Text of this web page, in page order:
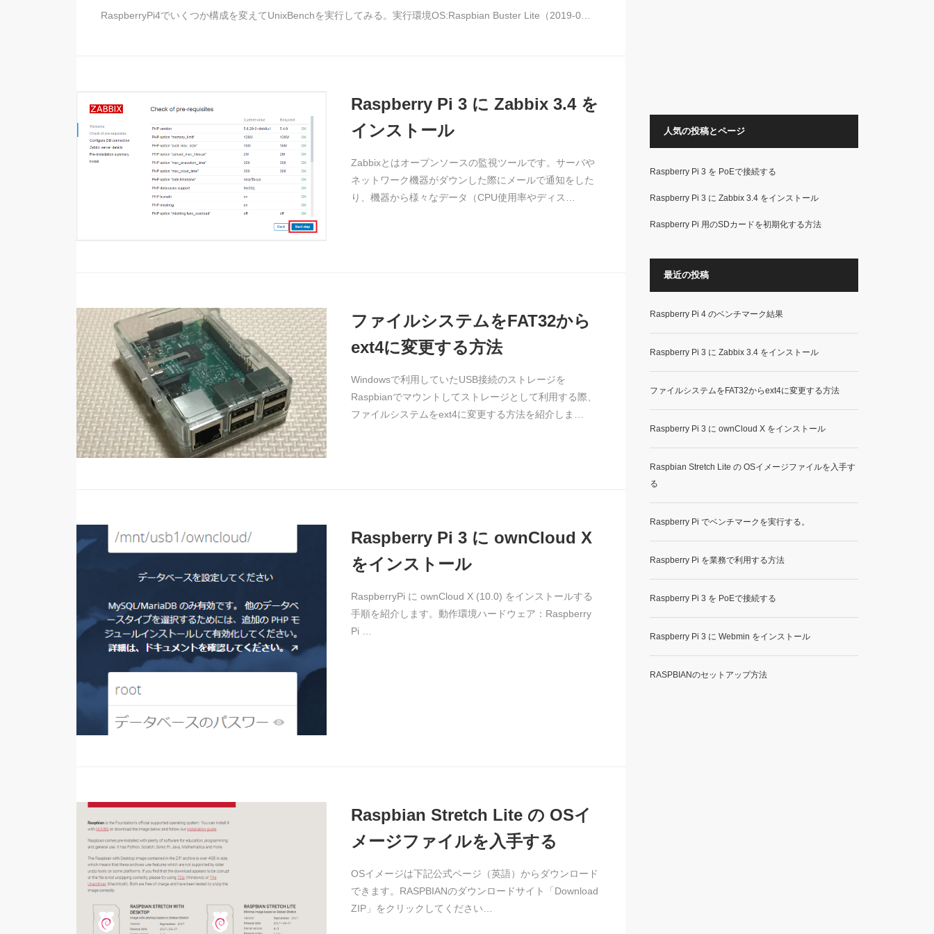
RaspberryPi4でいくつか構成を変えてUnixBenchを実行してみる。実行環境OS:Raspbian Buster Lite（2019-0…
Raspberry Pi 3 に Zabbix 3.4 を
インストール
Zabbixとはオープンソースの監視ツールです。サーバや
ネットワーク機器がダウンした際にメールで通知をした
り、機器から様々なデータ（CPU使用率やディス…
ファイルシステムをFAT32から
ext4に変更する方法
Windowsで利用していたUSB接続のストレージを
Raspbianでマウントしてストレージとして利用する際、
ファイルシステムをext4に変更する方法を紹介しま…
Raspberry Pi 3 に ownCloud X
をインストール
RaspberryPi に ownCloud X (10.0) をインストールする
手順を紹介します。動作環境ハードウェア：Raspberry
Pi …
Raspbian Stretch Lite の OSイ
メージファイルを入手する
OSイメージは下記公式ページ（英語）からダウンロード
できます。RASPBIANのダウンロードサイト「Download
ZIP」をクリックしてください…
人気の投稿とページ
Raspberry Pi 3 を PoEで接続する
Raspberry Pi 3 に Zabbix 3.4 をインストール
Raspberry Pi 用のSDカードを初期化する方法
最近の投稿
Raspberry Pi 4 のベンチマーク結果
Raspberry Pi 3 に Zabbix 3.4 をインストール
ファイルシステムをFAT32からext4に変更する方法
Raspberry Pi 3 に ownCloud X をインストール
Raspbian Stretch Lite の OSイメージファイルを入手す
る
Raspberry Pi でベンチマークを実行する。
Raspberry Pi を業務で利用する方法
Raspberry Pi 3 を PoEで接続する
Raspberry Pi 3 に Webmin をインストール
RASPBIANのセットアップ方法